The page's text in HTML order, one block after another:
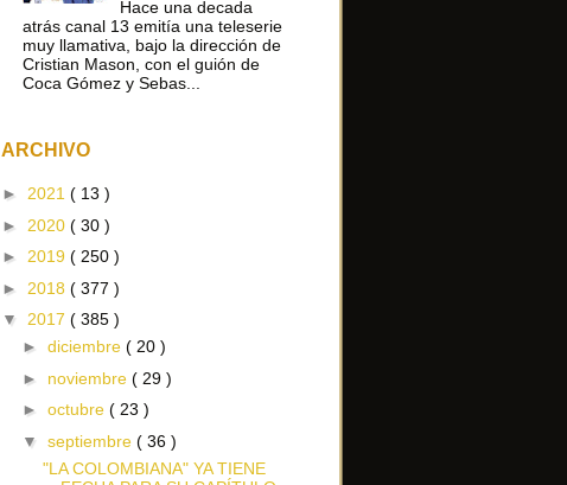
Hace una decada
atrás canal 13 emitía una teleserie
muy llamativa, bajo la dirección de
Cristian Mason, con el guión de
Coca Gómez y Sebas...
ARCHIVO
► 2021 ( 13 )
► 2020 ( 30 )
► 2019 ( 250 )
► 2018 ( 377 )
▼ 2017 ( 385 )
► diciembre ( 20 )
► noviembre ( 29 )
► octubre ( 23 )
▼ septiembre ( 36 )
"LA COLOMBIANA" YA TIENE